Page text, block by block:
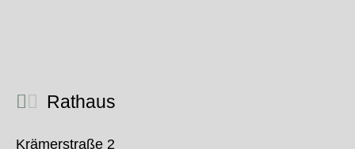
Rathaus
Krämerstraße 2